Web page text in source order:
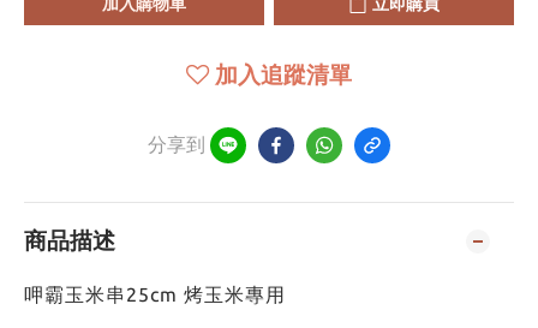
加入追蹤清單
分享到
商品描述
呷霸玉米串25cm 烤玉米專用